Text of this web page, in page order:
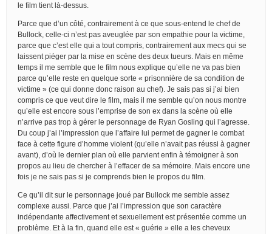
le film tient là-dessus.
Parce que d’un côté, contrairement à ce que sous-entend le chef de
Bullock, celle-ci n’est pas aveuglée par son empathie pour la victime,
parce que c’est elle qui a tout compris, contrairement aux mecs qui se
laissent piéger par la mise en scène des deux tueurs. Mais en même
temps il me semble que le film nous explique qu’elle ne va pas bien
parce qu’elle reste en quelque sorte « prisonnière de sa condition de
victime » (ce qui donne donc raison au chef). Je sais pas si j’ai bien
compris ce que veut dire le film, mais il me semble qu’on nous montre
qu’elle est encore sous l’emprise de son ex dans la scène où elle
n’arrive pas trop à gérer le personnage de Ryan Gosling qui l’agresse.
Du coup j’ai l’impression que l’affaire lui permet de gagner le combat
face à cette figure d’homme violent (qu’elle n’avait pas réussi à gagner
avant), d’où le dernier plan où elle parvient enfin à témoigner à son
propos au lieu de chercher à l’effacer de sa mémoire. Mais encore une
fois je ne sais pas si je comprends bien le propos du film.
Ce qu’il dit sur le personnage joué par Bullock me semble assez
complexe aussi. Parce que j’ai l’impression que son caractère
indépendante affectivement et sexuellement est présentée comme un
problème. Et à la fin, quand elle est « guérie » elle a les cheveux